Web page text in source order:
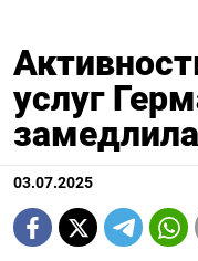
услуг
03.07.2025